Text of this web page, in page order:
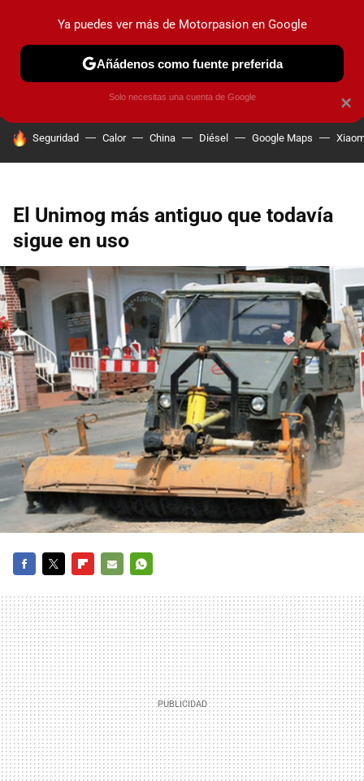
PRUEBAS COCHES ELÉCTRICOS OBSERVATORIO
HOY SE HABLA DE
Seguridad Calor China Diésel Google Maps
El Unimog más antiguo que todavía
sigue en uso
MAIL
×
Ya puedes ver más de Motorpasion en Google
Añádenos como fuente preferida
Solo necesitas una cuenta de Google